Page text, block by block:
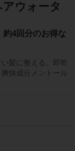
ウォータ
4回分のお得な
髪に整える。即乾
快成分メントール